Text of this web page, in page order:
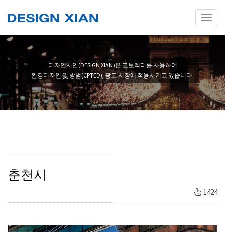
디자인시안(DESIGN XIAN)은 고보젝터를 사용하여
환경디자인 및 방범(CPTED), 광고 시장에 적용시키고 있습니다.
춘천시
1424